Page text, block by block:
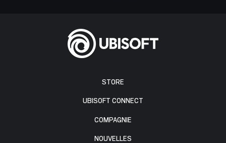
STORE
UBISOFT CONNECT
COMPAGNIE
NOUVELLES